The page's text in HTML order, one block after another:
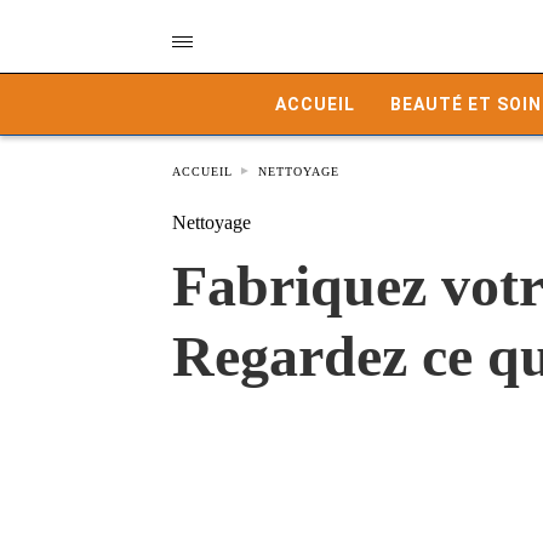
ACCUEIL BEAUTÉ ET SOIN
ACCUEIL NETTOYAGE
Nettoyage
Fabriquez
Regardez ce